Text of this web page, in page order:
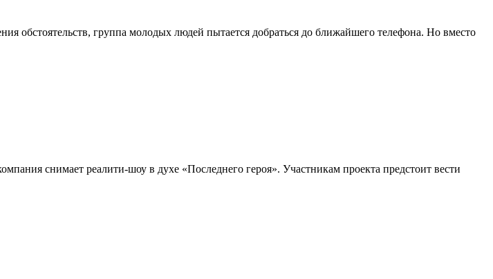
обстоятельств, группа молодых людей пытается добраться до ближайшего телефона. Но вместо
снимает реалити-шоу в духе «Последнего героя». Участникам проекта предстоит вести